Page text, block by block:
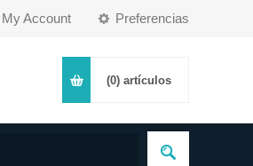
Preferencias
My Account
(0) artículos